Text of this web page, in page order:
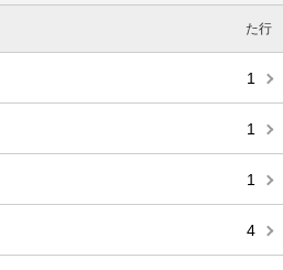
た行
1
1
1
4